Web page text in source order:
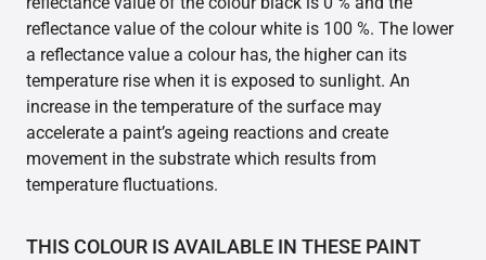
reflectance value of the colour white is 100 %. The lower
a reflectance value a colour has, the higher can its
temperature rise when it is exposed to sunlight. An
increase in the temperature of the surface may
accelerate a paint’s ageing reactions and create
movement in the substrate which results from
temperature fluctuations.
THIS COLOUR IS AVAILABLE IN THESE PAINT